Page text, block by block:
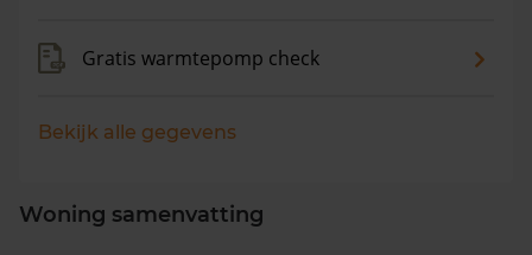
Gratis warmtepomp check
Bekijk alle gegevens
Woning samenvatting